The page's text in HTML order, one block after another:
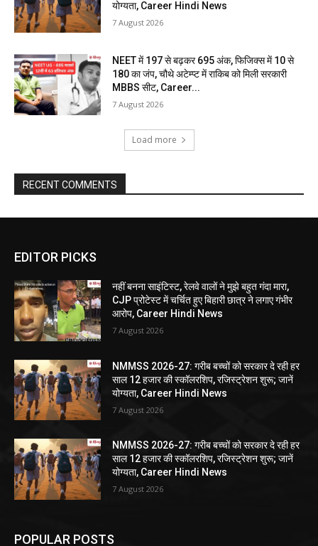
योग्यता, Career Hindi News
7 August 2026
NEET में 197 से बढ़कर 695 अंक, फिजिक्स में 10 से
180 का जंप, चौथे अटेम्प्ट में राकिब को मिली सरकारी
MBBS सीट, Career...
7 August 2026
Load more
RECENT COMMENTS
EDITOR PICKS
नहीं बनना साइंटिस्ट, रेलवे वालों ने मुझे बहुत गंदा मारा,
CJP प्रोटेस्ट में चर्चित हुए बिहारी छात्र ने लगाए गंभीर
आरोप, Career Hindi News
7 August 2026
NMMSS 2026-27: गरीब बच्चों को सरकार दे रही हर
साल 12 हजार की स्कॉलरशिप, रजिस्ट्रेशन शुरू; जानें
योग्यता, Career Hindi News
7 August 2026
NMMSS 2026-27: गरीब बच्चों को सरकार दे रही हर
साल 12 हजार की स्कॉलरशिप, रजिस्ट्रेशन शुरू; जानें
योग्यता, Career Hindi News
7 August 2026
POPULAR POSTS